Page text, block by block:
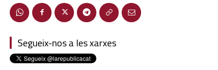
Segueix-nos a les xarxes